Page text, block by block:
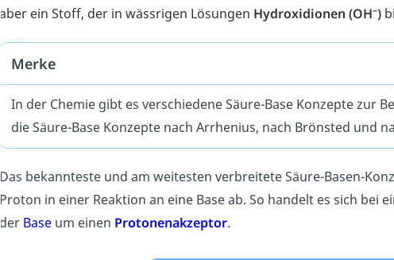
aber ein Stoff, der in wässrigen Lösungen Hydroxidionen (OH–)
Merke
In der Chemie gibt es verschiedene Säure-Base Konzepte zur
die Säure-Base Konzepte nach Arrhenius, nach Brönsted und
Das bekannteste und am weitesten verbreitete Säure-Basen-
Proton in einer Reaktion an eine Base ab. So handelt es sich bei
der Base um einen Protonenakzeptor.